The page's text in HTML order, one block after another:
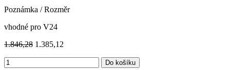
Poznámka / Rozměr
vhodné pro V24
1.846,28 1.385,12
Do košíku